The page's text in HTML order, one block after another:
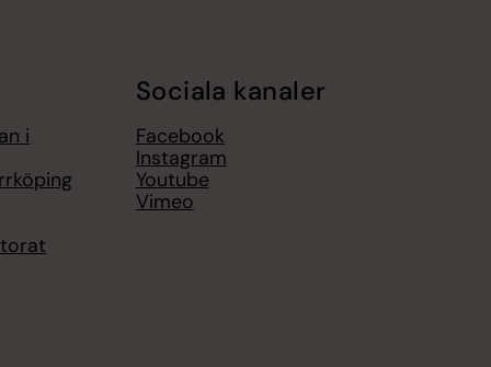
i
Sociala kanaler
Facebook
Instagram
Youtube
Vimeo